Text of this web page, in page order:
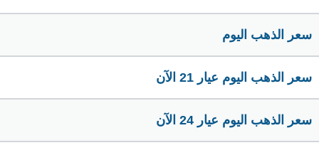
سعر الذهب اليوم
سعر الذهب اليوم عيار 21 الآن
سعر الذهب اليوم عيار 24 الآن